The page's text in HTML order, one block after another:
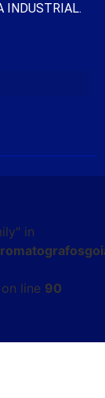
INDUSTRIAL.
in
on line 90